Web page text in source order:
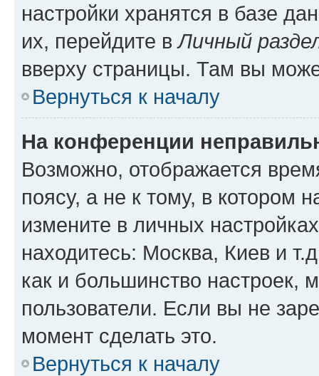
настройки хранятся в базе
их, перейдите вЛичный
вверху страницы. Там вы
Вернуться к началу
На конференции
Возможно, отображается
поясу, а не к тому, в котором
измените в личных
находитесь: Москва, Киев и
как и большинство настроек,
пользователи. Если вы не
момент сделать это.
Вернуться к началу